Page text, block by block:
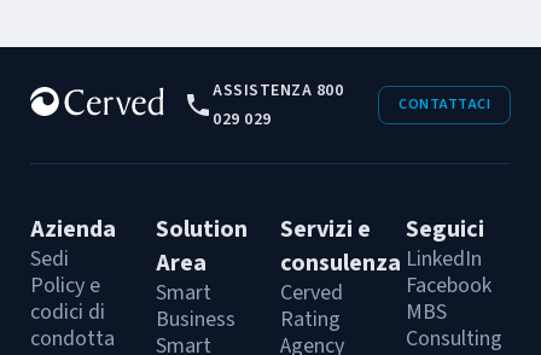
ASSISTENZA 800
029 029
CONTATTACI
Azienda
Sedi
Policy e
codici di
condotta
Solution
Area
Smart
Business
Smart
Servizi e
consulenza
Cerved
Rating
Agency
Seguici
LinkedIn
Facebook
MBS
Consulting